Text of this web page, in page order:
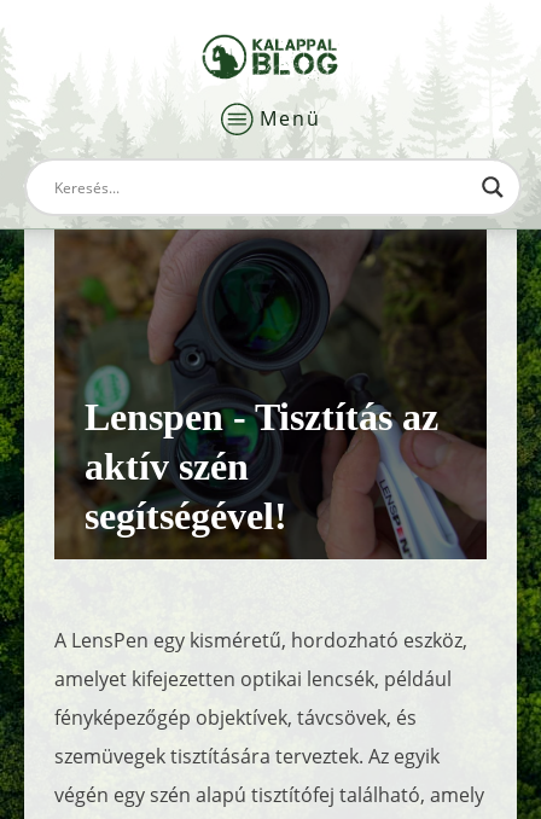
Menü
Lenspen - Tisztítás az
aktív szén
segítségével!
A LensPen egy kisméretű, hordozható eszköz,
amelyet kifejezetten optikai lencsék, például
fényképezőgép objektívek, távcsövek, és
szemüvegek tisztítására terveztek. Az egyik
végén egy szén alapú tisztítófej található, amely